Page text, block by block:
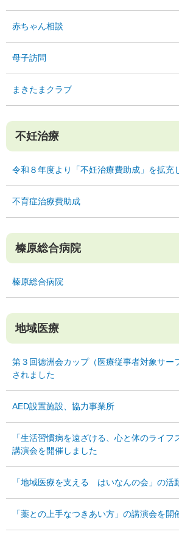
赤ちゃん相談
母子訪問
まきたまクラブ
不妊治療
令和８年度より「不妊治療費助成」を拡充
不育症治療費助成
榛原総合病院
榛原総合病院
地域医療
第３回徳洲会カップ（医療従事者対象サー
されました
AED設置施設、協力事業所
「生活習慣病を遠ざける、心と体のライフ
講演会を開催しました
「地域医療を支える はいなんの会」の活
「薬との上手なつきあい方」の講演会を開